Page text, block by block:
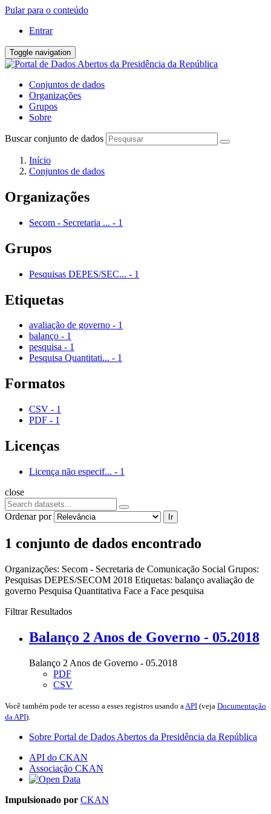
Pular para o conteúdo
Entrar
Toggle navigation
Conjuntos de dados
Organizações
Grupos
Sobre
Buscar conjunto de dados
Início
Conjuntos de dados
Organizações
Secom - Secretaria ... - 1
Grupos
Pesquisas DEPES/SEC... - 1
Etiquetas
avaliação de governo - 1
balanço - 1
pesquisa - 1
Pesquisa Quantitati... - 1
Formatos
CSV - 1
PDF - 1
Licenças
Licença não especif... - 1
close
Ordenar por Ir
1 conjunto de dados encontrado
Organizações: Secom - Secretaria de Comunicação Social Grupos:
Pesquisas DEPES/SECOM 2018 Etiquetas: balanço avaliação de
governo Pesquisa Quantitativa Face a Face pesquisa
Filtrar Resultados
Balanço 2 Anos de Governo - 05.2018
Balanço 2 Anos de Governo - 05.2018
PDF
CSV
Você também pode ter acesso a esses registros usando a API (veja Documentação
da API).
Sobre Portal de Dados Abertos da Presidência da República
API do CKAN
Associação CKAN
Impulsionado por CKAN